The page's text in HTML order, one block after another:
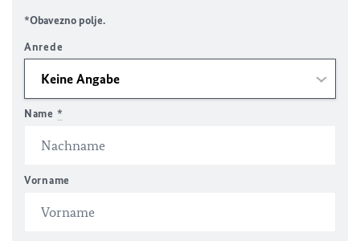
*Obavezno polje.
Anrede
Name *
Vorname